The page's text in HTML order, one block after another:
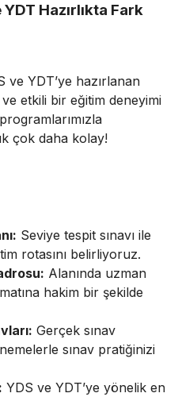
Hazırlıkta Fark
ve YDT’ye hazırlanan
etkili bir eğitim deneyimi
programlarımızla
çok daha kolay!
Seviye tespit sınavı ile
rotasını belirliyoruz.
Alanında uzman
hakim bir şekilde
Gerçek sınav
sınav pratiğinizi
YDS ve YDT’ye yönelik en